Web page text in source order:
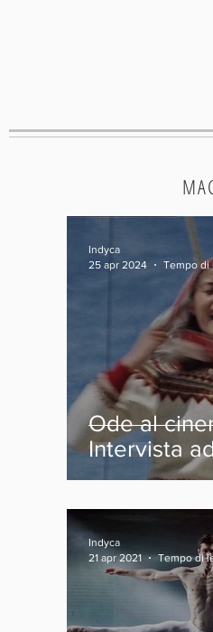
Ode al
Intervista
Marazzi
Indyca
25 apr 2024
Tempo di
Indyca
21 apr 2021
Tempo di